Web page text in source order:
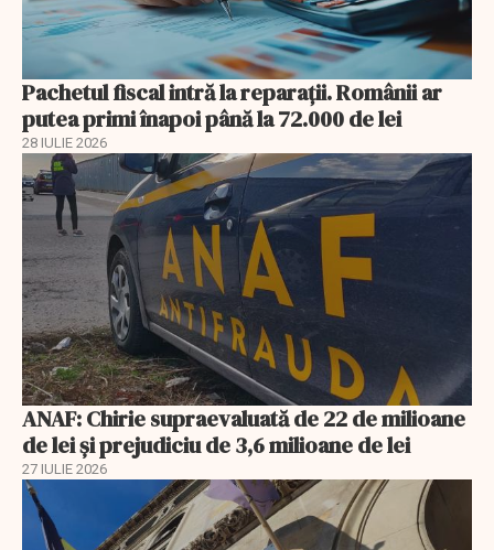
Pachetul fiscal intră la reparații. Românii ar
putea primi înapoi până la 72.000 de lei
28 IULIE 2026
ANAF: Chirie supraevaluată de 22 de milioane
de lei și prejudiciu de 3,6 milioane de lei
27 IULIE 2026